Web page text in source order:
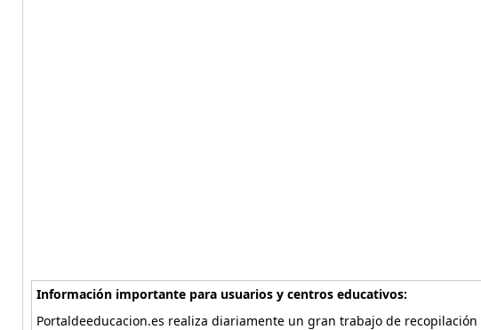
Información importante para usuarios y centros educativos:
Portaldeeducacion.es realiza diariamente un gran trabajo de